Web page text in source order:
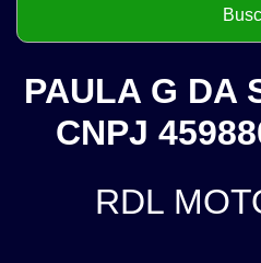
PAULA G DA
CNPJ
RDL